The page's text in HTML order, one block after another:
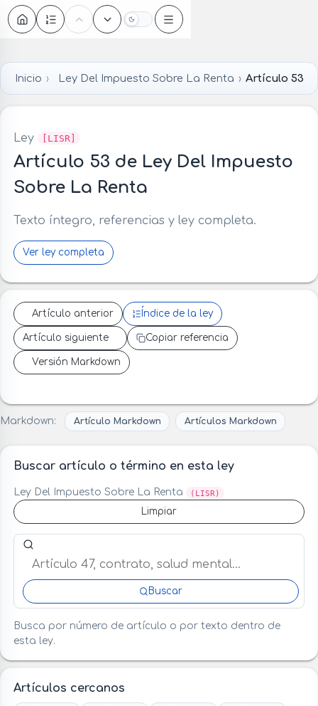
Oscuro
Inicio Ley Del Impuesto Sobre La Renta Artículo 53
Ley [LISR]
Artículo 53 de Ley Del Impuesto
Sobre La Renta
Texto íntegro, referencias y ley completa.
Ver ley completa
Artículo anterior Índice de la ley
Artículo siguiente Copiar referencia
Versión Markdown
Markdown: Artículo Markdown Artículos Markdown
Buscar artículo o término en esta ley
Ley Del Impuesto Sobre La Renta (LISR)
Limpiar
Buscar artículo o término en esta ley
Buscar
Busca por número de artículo o por texto dentro de
esta ley.
Artículos cercanos